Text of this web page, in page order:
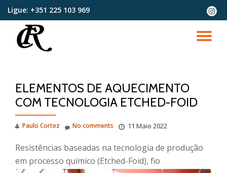
content
Ligue: +351 225 103 969
fa-
ELEMENTOS DE AQUECIMENTO
COM TECNOLOGIA ETCHED-FOID
Paulo Cortez 11 Maio 2022
No comments
Resistências baseadas na tecnologia de produção
em processo químico (Etched-Foid), fio